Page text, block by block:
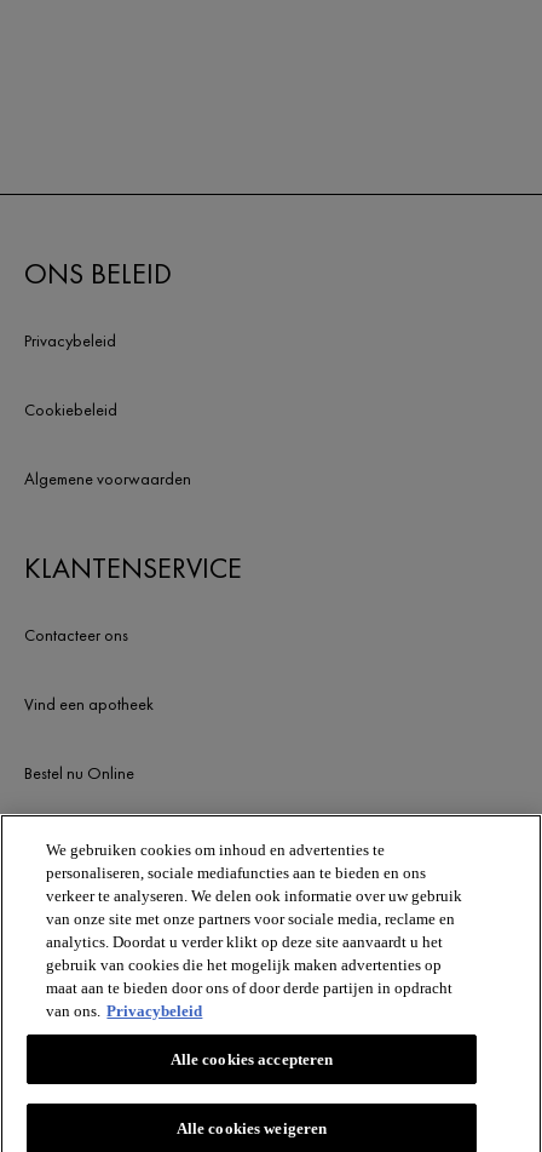
ONS BELEID
Privacybeleid
Cookiebeleid
Algemene voorwaarden
KLANTENSERVICE
Contacteer ons
Vind een apotheek
Bestel nu Online
Newsletter
BLIJF OP DE HOOGTE
We gebruiken cookies om inhoud en advertenties te
personaliseren, sociale mediafuncties aan te bieden en ons
verkeer te analyseren. We delen ook informatie over uw gebruik
van onze site met onze partners voor sociale media, reclame en
analytics. Doordat u verder klikt op deze site aanvaardt u het
gebruik van cookies die het mogelijk maken advertenties op
maat aan te bieden door ons of door derde partijen in opdracht
van ons. Privacybeleid
Alle cookies weigeren
Alle cookies accepteren